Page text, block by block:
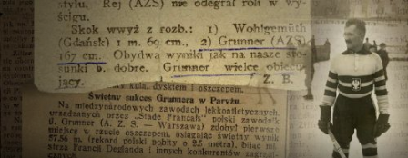
Epitafia katyńskie